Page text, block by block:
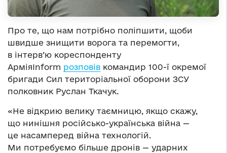
Про те, що нам потрібно поліпшити, щоби
швидше знищити ворога та перемогти,
в інтерв’ю кореспонденту
АрміяInform розповів командир 100-ї окремої
бригади Сил територіальної оборони ЗСУ
полковник Руслан Ткачук.
«Не відкрию велику таємницю, якщо скажу,
що нинішня російсько-українська війна —
це насамперед війна технологій.
Ми потребуємо більше дронів — ударних